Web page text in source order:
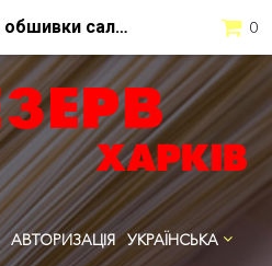
0
АВТОРИЗАЦІЯ УКРАЇНСЬКА
Піна для очищення обшивки салону Senfineco 9988 Upholstery Foam Cleaner 650 мл